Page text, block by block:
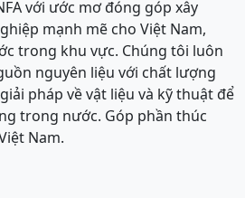
với ước mơ đóng góp xây
mạnh mẽ cho Việt Nam,
trong khu vực. Chúng tôi luôn
nguyên liệu với chất lượng
pháp về vật liệu và kỹ thuật để
trong nước. Góp phần thúc
Nam.